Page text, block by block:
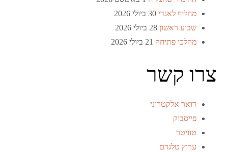
מחליף לאנדי 30 ביולי 2026
שבוע ראשון 28 ביולי 2026
מהלכי פתיחה 21 ביולי 2026
צרו קשר
דואר אלקטרוני
פייסבוק
טוויטר
ערוץ טלגרם